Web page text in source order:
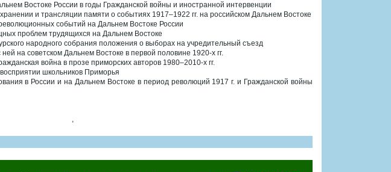
Востоке России в годы Гражданской войны и иностранной интервенции
и трансляции памяти о событиях 1917‒1922 гг. на российском Дальнем Востоке
событий на Дальнем Востоке России
проблем трудящихся на Дальнем Востоке
народного собрания положения о выборах на учредительный съезд
на советском Дальнем Востоке в первой половине 1920-х гг.
война в прозе приморских авторов 1980‒2010-х гг.
школьников Приморья
в России и на Дальнем Востоке в период революций 1917 г. и Гражданской войны
,